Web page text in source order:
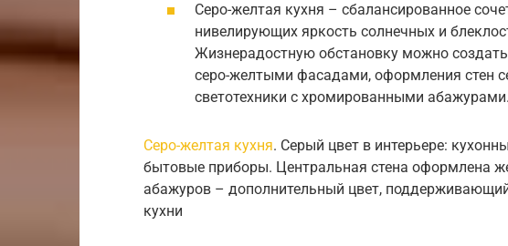
Серо-желтая кухня – сбалансированное
нивелирующих яркость солнечных и
Жизнерадостную обстановку можно создать
серо-желтыми фасадами, оформления стен
светотехники с хромированными абажурами.
Серо-желтая кухня. Серый цвет в интерьере:
бытовые приборы. Центральная стена оформлена
абажуров – дополнительный цвет,
кухни